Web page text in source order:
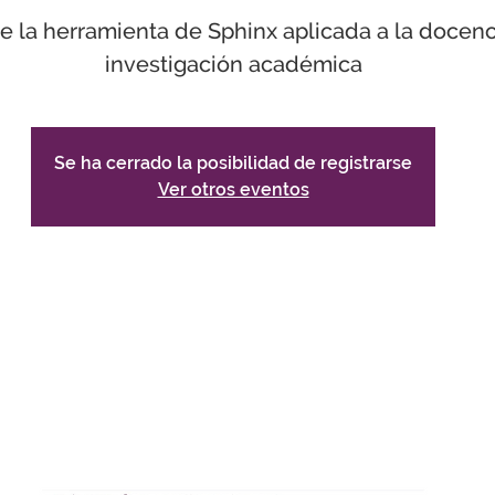
la herramienta de Sphinx aplicada a la
investigación académica
Se ha cerrado la posibilidad de registrarse
Ver otros eventos